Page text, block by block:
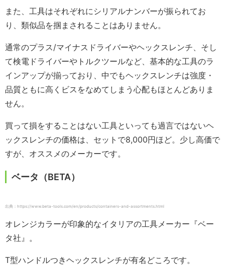
また、工具はそれぞれにシリアルナンバーが振られてお
り、類似品を掴まされることはありません。
通常のプラス/マイナスドライバーやヘックスレンチ、そし
て検電ドライバーやトルクツールなど、基本的な工具のラ
インアップが揃っており、中でもヘックスレンチは強度・
品質ともに高くビスをなめてしまう心配もほとんどありま
せん。
買って損をすることはない工具といっても過言ではないヘ
ックスレンチの価格は、セットで8,000円ほど。少し高価で
すが、オススメのメーカーです。
ベータ（BETA）
出典：https://www.beta-tools.com/en/products/containers-and-assortments.html
オレンジカラーが印象的なイタリアの工具メーカー『ベー
タ社』。
T型ハンドルつきヘックスレンチが有名どころです。